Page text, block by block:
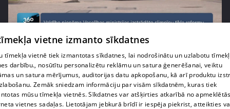
Pēc asām debatēm valdība apstiprina slimnīcu
reformu
407. epizode
vietne izmanto sīkdatnes
tīmekļa vietnē tiek izmantotas sīkdatnes, lai nodrošinātu un uzlabotu
darbību., nosūtītu personalizētu reklāmu un satura ģenerēšanai, veiktu
un satura mērījumus, auditorijas datu apkopošanu, kā arī produktu
Zemāk sniedzam informāciju par visām sīkdatnēm, kuras tiek
mūsu tīmekļa vietnēs. Sīkdatnes var atšķirties atkarībā no
vietnes sadaļas. Lietotājam jebkurā brīdī ir iespēja piekrist, atteikties